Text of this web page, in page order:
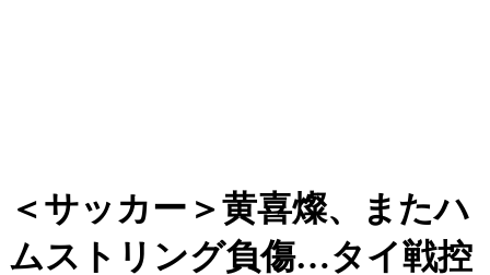
＜サッカー＞黄喜燦、またハ
ムストリング負傷…タイ戦控